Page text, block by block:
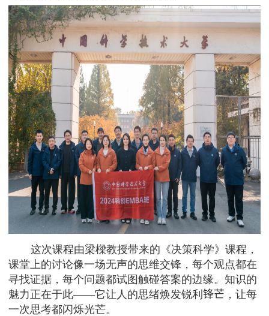
这次课程由梁樑教授带来的《决策科学》课程，
课堂上的讨论像一场无声的思维交锋，每个观点都在
寻找证据，每个问题都试图触碰答案的边缘。知识的
魅力正在于此——它让人的思绪焕发锐利 锋芒 ，让每
一次思考都闪烁光芒。